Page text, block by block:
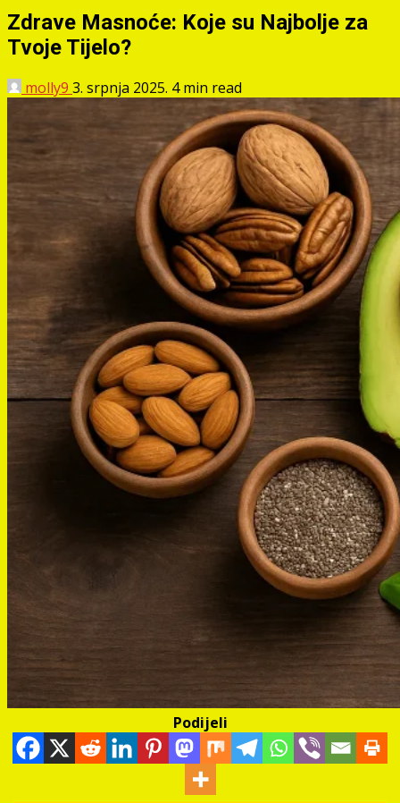
Zdrave Masnoće: Koje su Najbolje za
Tvoje Tijelo?
molly9 3. srpnja 2025. 4 min read
Podijeli